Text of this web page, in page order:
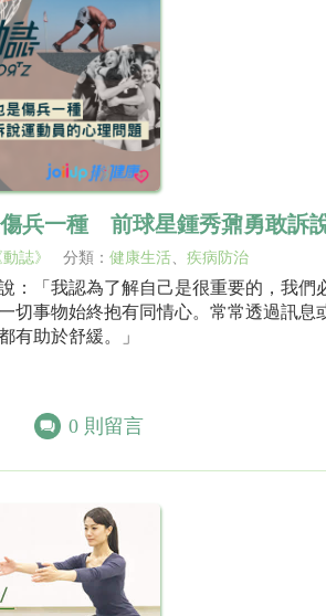
傷兵一種 前球星鍾秀鼐勇敢訴
動誌》 分類： 健康生活 疾病防治
：「我認為了解自己是很重要的，我們
切事物始終抱有同情心。常常透過訊息
有助於舒緩。」
0 則留言